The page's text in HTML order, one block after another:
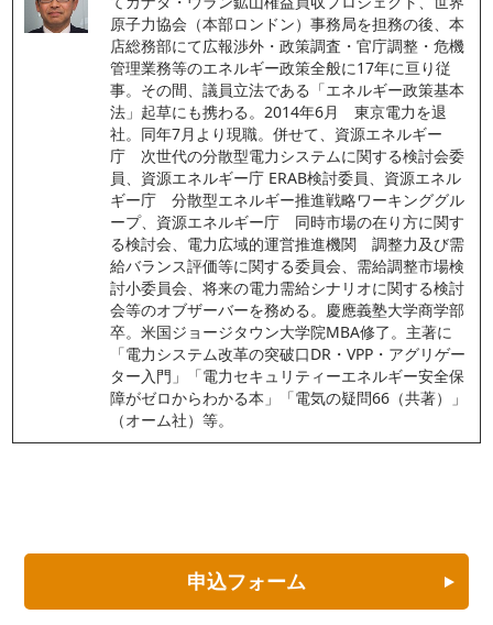
原子力協会（本部ロンドン）事務局を担務の後、本
店総務部にて広報渉外・政策調査・官庁調整・危機
管理業務等のエネルギー政策全般に17年に亘り従
事。その間、議員立法である「エネルギー政策基本
法」起草にも携わる。2014年6月　東京電力を退
社。同年7月より現職。併せて、資源エネルギー
庁　次世代の分散型電力システムに関する検討会委
員、資源エネルギー庁 ERAB検討委員、資源エネル
ギー庁　分散型エネルギー推進戦略ワーキンググル
ープ、資源エネルギー庁　同時市場の在り方に関す
る検討会、電力広域的運営推進機関　調整力及び需
給バランス評価等に関する委員会、需給調整市場検
討小委員会、将来の電力需給シナリオに関する検討
会等のオブザーバーを務める。慶應義塾大学商学部
卒。米国ジョージタウン大学院MBA修了。主著に
「電力システム改革の突破口DR・VPP・アグリゲー
ター入門」「電力セキュリティーエネルギー安全保
障がゼロからわかる本」「電気の疑問66（共著）」
（オーム社）等。
申込フォーム